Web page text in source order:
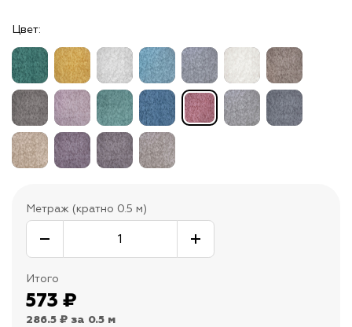
Цвет:
Метраж (кратно 0.5 м)
Итого
573 ₽
286.5 ₽ за 0.5 м